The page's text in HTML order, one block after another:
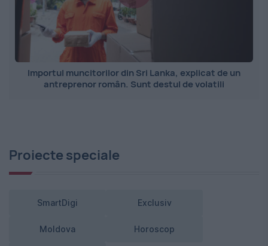
Importul muncitorilor din Sri Lanka, explicat de un
antreprenor român. Sunt destul de volatili
Proiecte speciale
SmartDigi Exclusiv
Moldova Horoscop